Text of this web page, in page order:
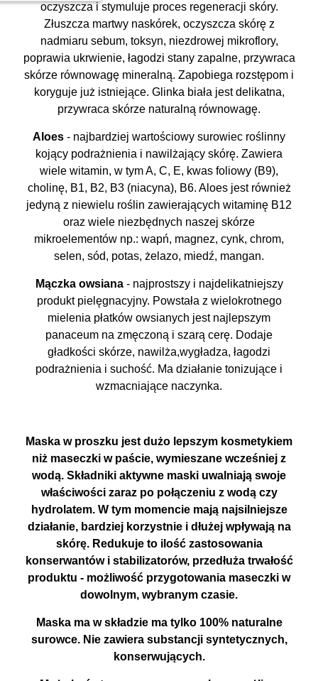
oczyszcza i stymuluje proces regeneracji skóry.
Złuszcza martwy naskórek, oczyszcza skórę z
nadmiaru sebum, toksyn, niezdrowej mikroflory,
poprawia ukrwienie, łagodzi stany zapalne, przywraca
skórze równowagę mineralną. Zapobiega rozstępom i
koryguje już istniejące. Glinka biała jest delikatna,
przywraca skórze naturalną równowagę.
Aloes - najbardziej wartościowy surowiec roślinny
kojący podrażnienia i nawilżający skórę. Zawiera
wiele witamin, w tym A, C, E, kwas foliowy (B9),
cholinę, B1, B2, B3 (niacyna), B6. Aloes jest również
jedyną z niewielu roślin zawierających witaminę B12
oraz wiele niezbędnych naszej skórze
mikroelementów np.: wapń, magnez, cynk, chrom,
selen, sód, potas, żelazo, miedź, mangan.
Mączka owsiana- najprostszy i najdelikatniejszy
produkt pielęgnacyjny. Powstała z wielokrotnego
mielenia płatków owsianych jest najlepszym
panaceum na zmęczoną i szarą cerę. Dodaje
gładkości skórze, nawilża,wygładza, łagodzi
podrażnienia i suchość. Ma działanie tonizujące i
wzmacniające naczynka.
Maska w proszku jest dużo lepszym kosmetykiem
niż maseczki w paście, wymieszane wcześniej z
wodą. Składniki aktywne maski uwalniają swoje
właściwości zaraz po połączeniu z wodą czy
hydrolatem. W tym momencie mają najsilniejsze
działanie, bardziej korzystnie i dłużej wpływają na
skórę. Redukuje to ilość zastosowania
konserwantów i stabilizatorów, przedłuża trwałość
produktu - możliwość przygotowania maseczki w
dowolnym, wybranym czasie.
Maska ma w składzie ma tylko 100% naturalne
surowce. Nie zawiera substancji syntetycznych,
konserwujących.